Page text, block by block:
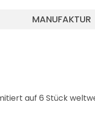
MANUFAKTUR
auf 6 Stück